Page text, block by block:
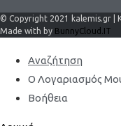
© Copyright 2021 kalemis.gr |
Made with by BunnyCloud.IT
Αναζήτηση
Ο Λογαριασμός
Βοήθεια